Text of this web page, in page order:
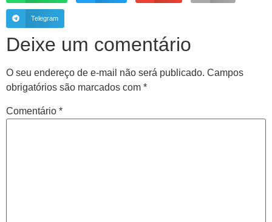
Telegram
Deixe um comentário
O seu endereço de e-mail não será publicado. Campos
obrigatórios são marcados com *
Comentário *